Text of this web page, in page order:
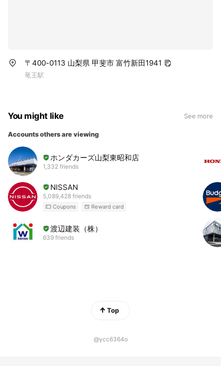
〒400-0113 山梨県 甲斐市 富竹新田1941
竜王駅
You might like See more
Accounts others are viewing
ホンダカーズ山梨東昭和店
1,332 friends
NISSAN
5,089,428 friends
Coupons Reward card
渡辺建装（株）
639 friends
Top
@ycc6364o